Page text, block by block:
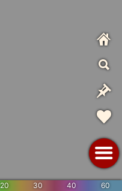
20 30 40 60